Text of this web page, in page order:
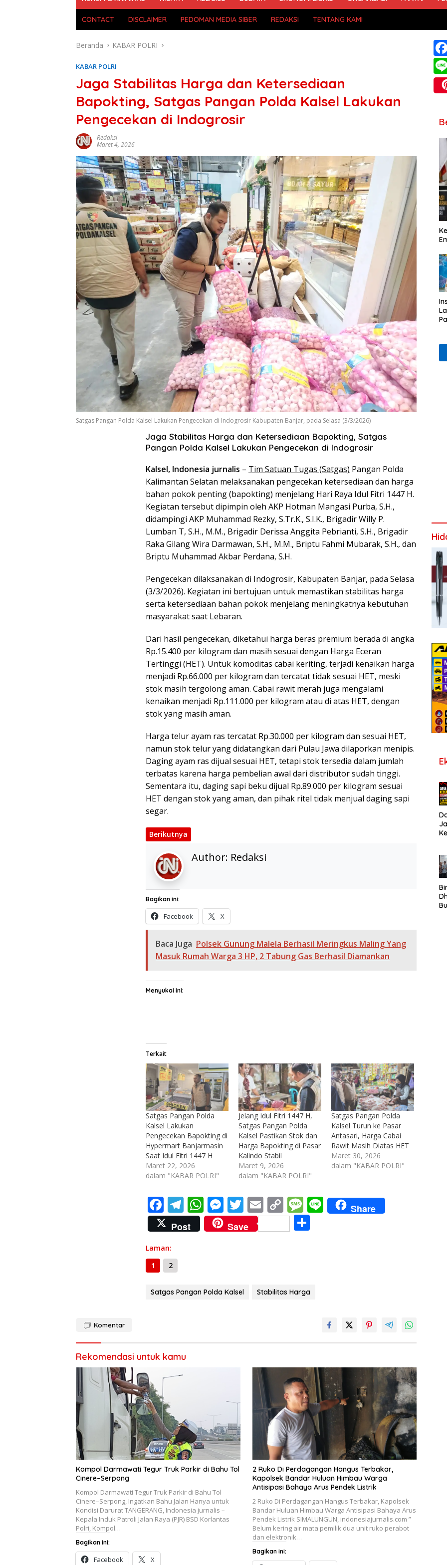
CONTACT DISCLAIMER PEDOMAN MEDIA SIBER REDAKSI TENTANG KAMI
Beranda KABAR POLRI
KABAR POLRI
Jaga Stabilitas Harga dan Ketersediaan
Bapokting, Satgas Pangan Polda Kalsel Lakukan
Pengecekan di Indogrosir
Redaksi
Maret 4, 2026
Satgas Pangan Polda Kalsel Lakukan Pengecekan di Indogrosir Kabupaten Banjar, pada Selasa (3/3/2026)
Jaga Stabilitas Harga dan Ketersediaan Bapokting, Satgas
Pangan Polda Kalsel Lakukan Pengecekan di Indogrosir
Kalsel, Indonesia jurnalis – Tim Satuan Tugas (Satgas) Pangan Polda
Kalimantan Selatan melaksanakan pengecekan ketersediaan dan harga
bahan pokok penting (bapokting) menjelang Hari Raya Idul Fitri 1447 H.
Kegiatan tersebut dipimpin oleh AKP Hotman Mangasi Purba, S.H.,
didampingi AKP Muhammad Rezky, S.Tr.K., S.I.K., Brigadir Willy P.
Lumban T, S.H., M.M., Brigadir Derissa Anggita Pebrianti, S.H., Brigadir
Raka Gilang Wira Darmawan, S.H., M.M., Briptu Fahmi Mubarak, S.H., dan
Briptu Muhammad Akbar Perdana, S.H.
Pengecekan dilaksanakan di Indogrosir, Kabupaten Banjar, pada Selasa
(3/3/2026). Kegiatan ini bertujuan untuk memastikan stabilitas harga
serta ketersediaan bahan pokok menjelang meningkatnya kebutuhan
masyarakat saat Lebaran.
Dari hasil pengecekan, diketahui harga beras premium berada di angka
Rp.15.400 per kilogram dan masih sesuai dengan Harga Eceran
Tertinggi (HET). Untuk komoditas cabai keriting, terjadi kenaikan harga
menjadi Rp.66.000 per kilogram dan tercatat tidak sesuai HET, meski
stok masih tergolong aman. Cabai rawit merah juga mengalami
kenaikan menjadi Rp.111.000 per kilogram atau di atas HET, dengan
stok yang masih aman.
Harga telur ayam ras tercatat Rp.30.000 per kilogram dan sesuai HET,
namun stok telur yang didatangkan dari Pulau Jawa dilaporkan menipis.
Daging ayam ras dijual sesuai HET, tetapi stok tersedia dalam jumlah
terbatas karena harga pembelian awal dari distributor sudah tinggi.
Sementara itu, daging sapi beku dijual Rp.89.000 per kilogram sesuai
HET dengan stok yang aman, dan pihak ritel tidak menjual daging sapi
segar.
Berikutnya
Author: Redaksi
Bagikan ini:
Facebook X
Baca Juga Polsek Gunung Malela Berhasil Meringkus Maling Yang
Masuk Rumah Warga 3 HP, 2 Tabung Gas Berhasil Diamankan
Menyukai ini:
Terkait
Satgas Pangan Polda
Kalsel Lakukan
Pengecekan Bapokting di
Hypermart Banjarmasin
Saat Idul Fitri 1447 H
Maret 22, 2026
dalam "KABAR POLRI"
Jelang Idul Fitri 1447 H,
Satgas Pangan Polda
Kalsel Pastikan Stok dan
Harga Bapokting di Pasar
Kalindo Stabil
Maret 9, 2026
dalam "KABAR POLRI"
Satgas Pangan Polda
Kalsel Turun ke Pasar
Antasari, Harga Cabai
Rawit Masih Diatas HET
Maret 30, 2026
dalam "KABAR POLRI"
F
ac
e
b
o
k
T
el
e
W
h
at
p
p
M
e
ss
g
er
T
w
itt
E
m
ai
C
o
p
n
k
M
e
ss
Li
n
Share
Post
Save
Laman:
1
2
Satgas Pangan Polda Kalsel Stabilitas Harga
Komentar
Rekomendasi untuk kamu
Kompol Darmawati Tegur Truk Parkir di Bahu Tol
Cinere–Serpong
Kompol Darmawati Tegur Truk Parkir di Bahu Tol
Cinere–Serpong, Ingatkan Bahu Jalan Hanya untuk
Kondisi Darurat TANGERANG, Indonesia jurnalis –
Kepala Induk Patroli Jalan Raya (PJR) BSD Korlantas
Polri, Kompol…
Bagikan ini:
Facebook X
2 Ruko Di Perdagangan Hangus Terbakar,
Kapolsek Bandar Huluan Himbau Warga
Antisipasi Bahaya Arus Pendek Listrik
2 Ruko Di Perdagangan Hangus Terbakar, Kapolsek
Bandar Huluan Himbau Warga Antisipasi Bahaya Arus
Pendek Listrik SIMALUNGUN, indonesiajurnalis.com ”
Belum kering air mata pemilik dua unit ruko perabot
dan elektronik…
Bagikan ini: